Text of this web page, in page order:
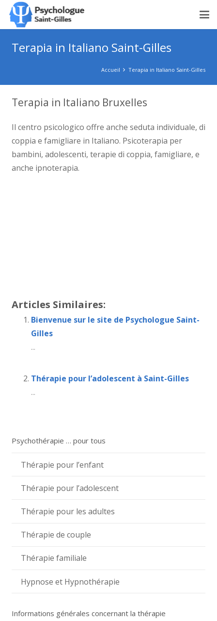
Terapia in Italiano Saint-Gilles
Accueil Terapia in Italiano Saint-Gilles
Terapia in Italiano Bruxelles
Il centro psicologico offre anche seduta individuale, di
coppia e famigliare in Italiano. Psicoterapia per
bambini, adolescenti, terapie di coppia, famigliare, e
anche ipnoterapia.
Articles Similaires:
Bienvenue sur le site de Psychologue Saint-
Gilles
...
Thérapie pour l’adolescent à Saint-Gilles
...
Psychothérapie … pour tous
Thérapie pour l’enfant
Thérapie pour l’adolescent
Thérapie pour les adultes
Thérapie de couple
Thérapie familiale
Hypnose et Hypnothérapie
Informations générales concernant la thérapie